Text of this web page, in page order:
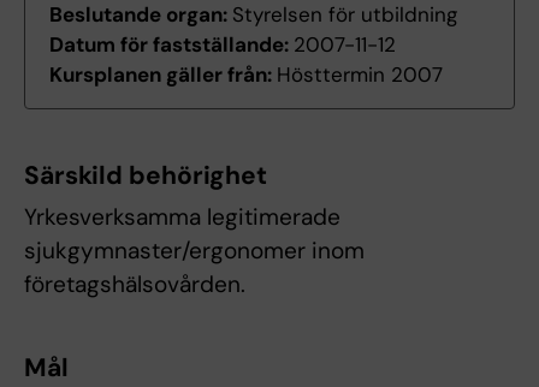
Beslutande organ: Styrelsen för utbildning
Datum för fastställande: 2007-11-12
Kursplanen gäller från: Hösttermin 2007
Särskild behörighet
Yrkesverksamma legitimerade
sjukgymnaster/ergonomer inom
företagshälsovården.
Mål